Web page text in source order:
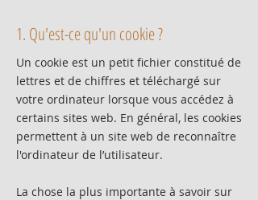
1. Qu'est-ce qu'un cookie ?
Un cookie est un petit fichier constitué de
lettres et de chiffres et téléchargé sur
votre ordinateur lorsque vous accédez à
certains sites web. En général, les cookies
permettent à un site web de reconnaître
l'ordinateur de l’utilisateur.
La chose la plus importante à savoir sur